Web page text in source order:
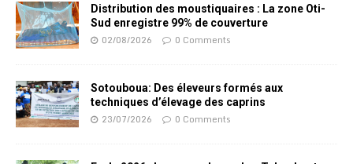
Distribution des moustiquaires : La zone Oti-
Sud enregistre 99% de couverture
02/08/2026 0 Comments
Sotouboua: Des éleveurs formés aux
techniques d’élevage des caprins
23/07/2026 0 Comments